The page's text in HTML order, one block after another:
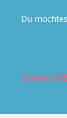
Du
Dann